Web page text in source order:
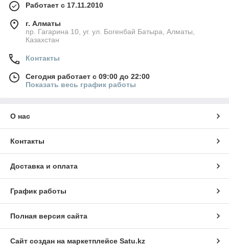
Работает с 17.11.2010
г. Алматы
пр. Гагарина 10, уг. ул. Богенбай Батыра, Алматы,
Казахстан
Контакты
Сегодня работает с 09:00 до 22:00
Показать весь график работы
О нас
Контакты
Доставка и оплата
График работы
Полная версия сайта
Сайт создан на маркетплейсе Satu.kz